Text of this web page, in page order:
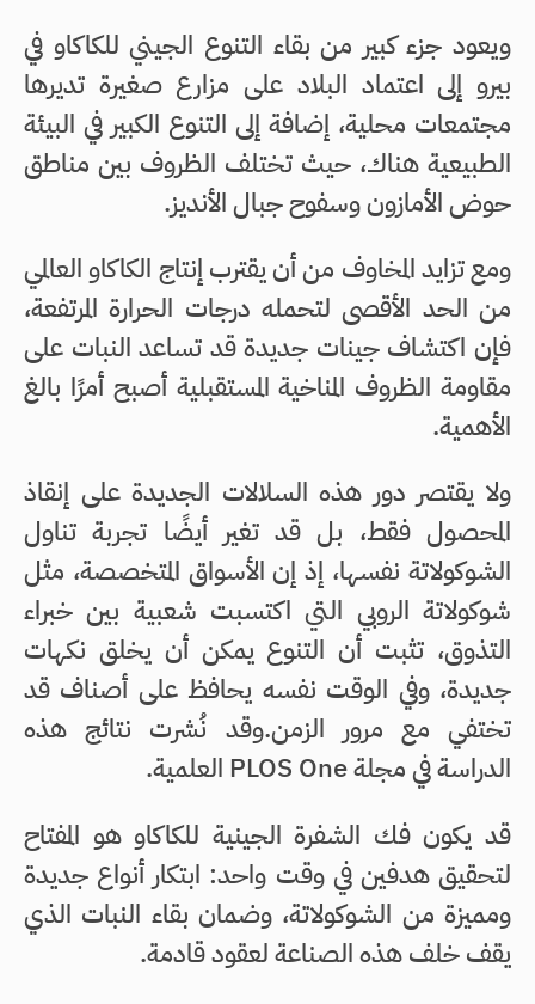
ويعود جزء كبير من بقاء التنوع الجيني للكاكاو في
بيرو إلى اعتماد البلاد على مزارع صغيرة تديرها
مجتمعات محلية، إضافة إلى التنوع الكبير في البيئة
الطبيعية هناك، حيث تختلف الظروف بين مناطق
حوض الأمازون وسفوح جبال الأنديز.
ومع تزايد المخاوف من أن يقترب إنتاج الكاكاو العالمي
من الحد الأقصى لتحمله درجات الحرارة المرتفعة،
فإن اكتشاف جينات جديدة قد تساعد النبات على
مقاومة الظروف المناخية المستقبلية أصبح أمرًا بالغ
الأهمية.
ولا يقتصر دور هذه السلالات الجديدة على إنقاذ
المحصول فقط، بل قد تغير أيضًا تجربة تناول
الشوكولاتة نفسها، إذ إن الأسواق المتخصصة، مثل
شوكولاتة الروبي التي اكتسبت شعبية بين خبراء
التذوق، تثبت أن التنوع يمكن أن يخلق نكهات
جديدة، وفي الوقت نفسه يحافظ على أصناف قد
تختفي مع مرور الزمن.وقد نُشرت نتائج هذه
الدراسة في مجلة PLOS One العلمية.
قد يكون فك الشفرة الجينية للكاكاو هو المفتاح
لتحقيق هدفين في وقت واحد: ابتكار أنواع جديدة
ومميزة من الشوكولاتة، وضمان بقاء النبات الذي
يقف خلف هذه الصناعة لعقود قادمة.